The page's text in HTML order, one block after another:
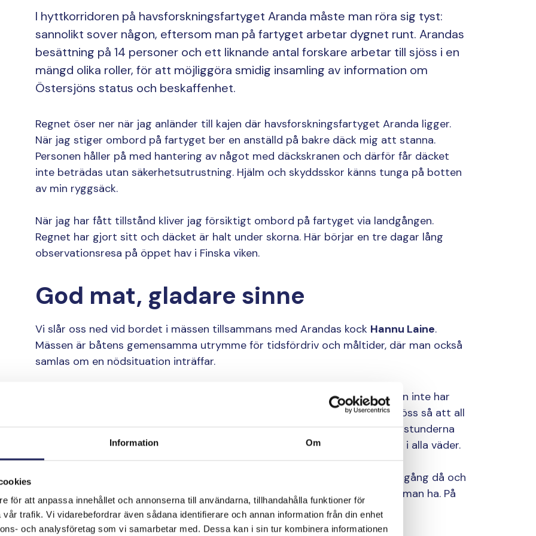
Information Om
för att anpassa innehållet och annonserna till användarna, tillhandahålla funktioner för
trafik. Vi vidarebefordrar även sådana identifierare och annan information från din enhet
och analysföretag som vi samarbetar med. Dessa kan i sin tur kombinera informationen
I hyttkorridoren på havsforskningsfartyget Aranda måste man röra sig tyst:
sannolikt sover någon, eftersom man på fartyget arbetar dygnet runt. Arandas
besättning på 14 personer och ett liknande antal forskare arbetar till sjöss i en
mängd olika roller, för att möjliggöra smidig insamling av information om
Östersjöns status och beskaffenhet.
Regnet öser ner när jag anländer till kajen där havsforskningsfartyget Aranda ligger.
När jag stiger ombord på fartyget ber en anställd på bakre däck mig att stanna.
Personen håller på med hantering av något med däckskranen och därför får däcket
inte beträdas utan säkerhetsutrustning. Hjälm och skyddsskor känns tunga på botten
av min ryggsäck.
När jag har fått tillstånd kliver jag försiktigt ombord på fartyget via landgången.
Regnet har gjort sitt och däcket är halt under skorna. Här börjar en tre dagar lång
observationsresa på öppet hav i Finska viken.
God mat, gladare sinne
Vi slår oss ned vid bordet i mässen tillsammans med Arandas kock Hannu Laine.
Mässen är båtens gemensamma utrymme för tidsfördriv och måltider, där man också
samlas om en nödsituation inträffar.
Nu är det en lämplig stund att prata, eftersom matlagningen för middagen inte har
påbörjats. Måltidstiderna efterlevs noggrant: tidtabellerna är viktiga till sjöss så att all
personal ombord får sina pauser och sin vila enligt överenskommelse. Matstunderna
tar alla från det egna arbetet till det gemensamma bordet. Mat är viktigt, i alla väder.
”Jag har varit till sjöss i ganska bra väder, även om det har förekommit sjögång då och
då. Då är matlagning förenad med sina egna utmaningar, men mat måste man ha. På
ett fartyg är det viktigt, så att alla hålls nöjda”, berättar Laine.